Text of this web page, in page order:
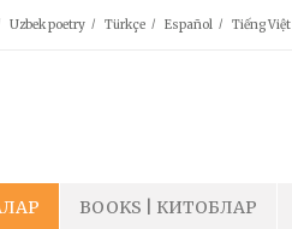
Uzbek poetry Türkçe Español Tiếng Việt
BOOKS | КИТОБЛАР